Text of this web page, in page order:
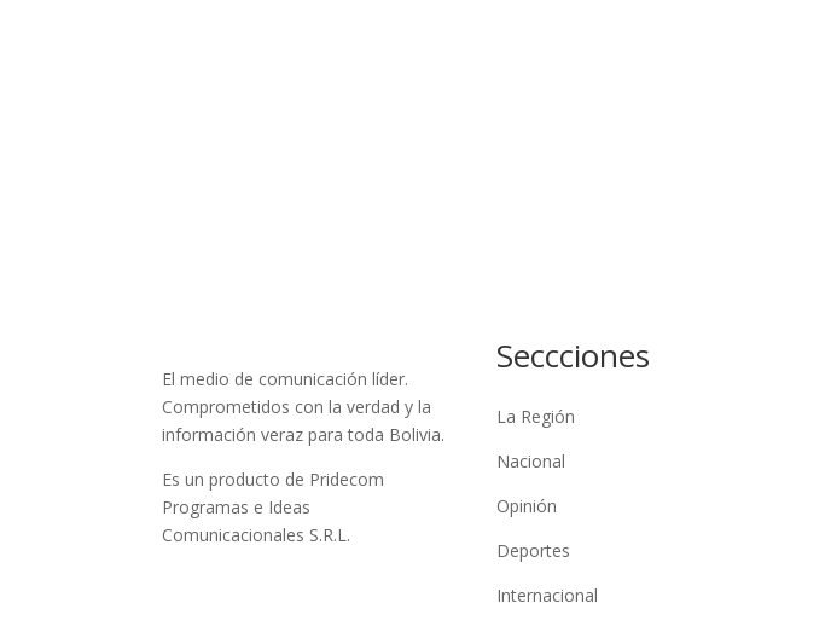
El medio de comunicación líder.
Comprometidos con la verdad y la
información veraz para toda Bolivia.
Es un producto de Pridecom
Programas e Ideas
Comunicacionales S.R.L.
Seccciones
La Región
Nacional
Opinión
Deportes
Internacional